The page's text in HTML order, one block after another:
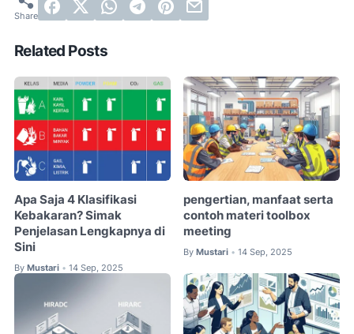
Related Posts
Apa Saja 4 Klasifikasi
Kebakaran? Simak
Penjelasan Lengkapnya di
Sini
By Mustari • 14 Sep, 2025
pengertian, manfaat serta
contoh materi toolbox
meeting
By Mustari • 14 Sep, 2025